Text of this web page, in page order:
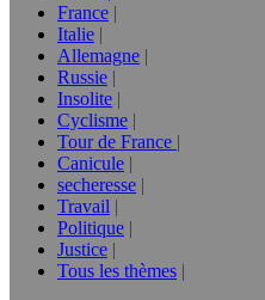
France
Italie
Allemagne
Russie
Insolite
Cyclisme
Tour de France
Canicule
secheresse
Travail
Politique
Justice
Tous les thèmes